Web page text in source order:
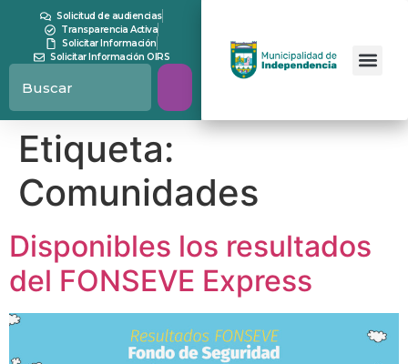
contenidoSolicitud de audiencias
Transparencia Activa
Solicitar Información
Solicitar Información OIRS
Etiqueta:
Comunidades
Disponibles los resultados
del FONSEVE Express